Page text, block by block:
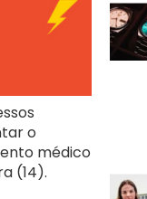
o
médico
(14).